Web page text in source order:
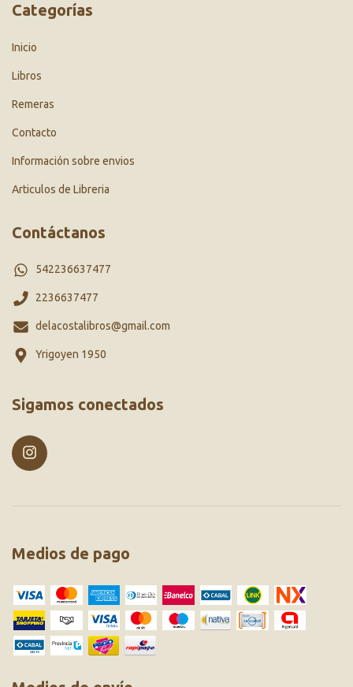
Categorías
Inicio
Libros
Remeras
Contacto
Información sobre envios
Articulos de Libreria
Contáctanos
542236637477
2236637477
delacostalibros@gmail.com
Yrigoyen 1950
Sigamos conectados
Medios de pago